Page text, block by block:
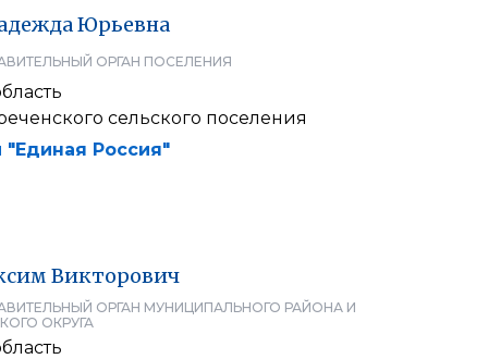
Юрьевна
ОРГАН ПОСЕЛЕНИЯ
сельского поселения
"Единая Россия"
Викторович
ОРГАН МУНИЦИПАЛЬНОГО РАЙОНА И
ОКРУГА